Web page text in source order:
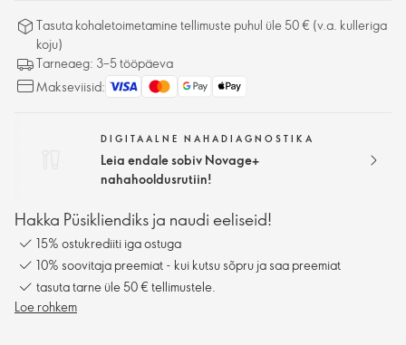
Tasuta kohaletoimetamine tellimuste puhul üle 50 € (v.a. kulleriga
koju)
Tarneaeg: 3–5 tööpäeva
Makseviisid:
DIGITAALNE NAHADIAGNOSTIKA
Leia endale sobiv Novage+
nahahooldusrutiin!
Hakka Püsikliendiks ja naudi eeliseid!
15% ostukrediiti iga ostuga
10% soovitaja preemiat - kui kutsu sõpru ja saa preemiat
tasuta tarne üle 50 € tellimustele.
Loe rohkem